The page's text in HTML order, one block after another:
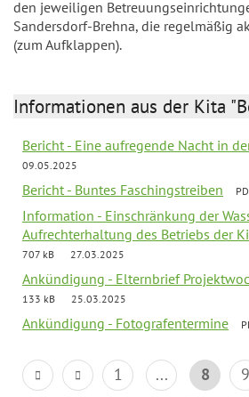
den jeweiligen
Sandersdorf-Brehna, die regelmäßig
(zum Aufklappen).
Informationen aus der Kita
Bericht - Eine aufregende Nacht in
09.05.2025
Bericht - Buntes Faschingstreiben
Information - Einschränkung der
Aufrechterhaltung des Betriebs der
707 kB
27.03.2025
Ankündigung - Elternbrief
133 kB
25.03.2025
Ankündigung - Fotografentermine
1 ... 8 9